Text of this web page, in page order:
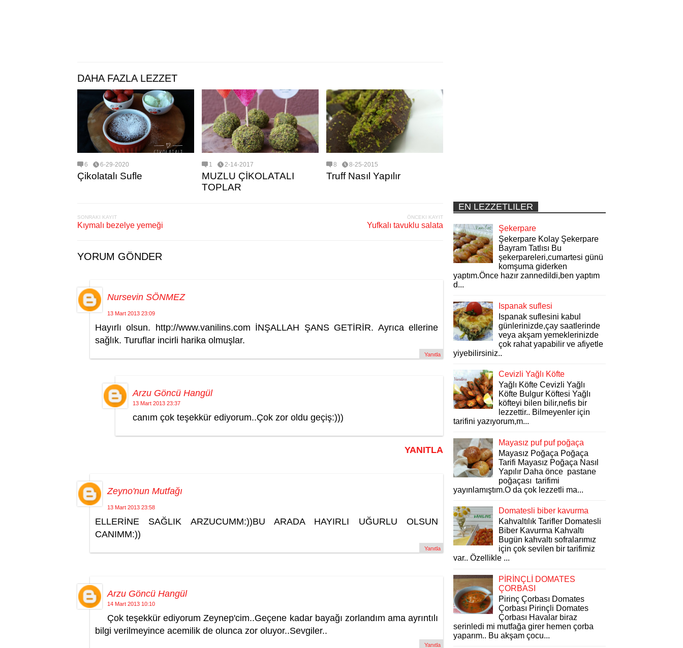
DAHA FAZLA LEZZET
6 6-29-2020
Çikolatalı Sufle
1 2-14-2017
MUZLU ÇİKOLATALI
TOPLAR
8 8-25-2015
Truff Nasıl Yapılır
SONRAKI KAYIT
Kıymalı bezelye yemeği
ÖNCEKI KAYIT
Yufkalı tavuklu salata
YORUM GÖNDER
Nursevin SÖNMEZ
13 Mart 2013 23:09
Hayırlı olsun. http://www.vanilins.com İNŞALLAH ŞANS GETİRİR. Ayrıca ellerine
sağlık. Turuflar incirli harika olmuşlar.
Yanıtla
Arzu Göncü Hangül
13 Mart 2013 23:37
canım çok teşekkür ediyorum..Çok zor oldu geçiş:)))
YANITLA
Zeyno'nun Mutfağı
13 Mart 2013 23:58
ELLERİNE SAĞLIK ARZUCUMM:))BU ARADA HAYIRLI UĞURLU OLSUN
CANIMM:))
Yanıtla
Arzu Göncü Hangül
14 Mart 2013 10:10
Çok teşekkür ediyorum Zeynep'cim..Geçene kadar bayağı zorlandım ama ayrıntılı
bilgi verilmeyince acemilik de olunca zor oluyor..Sevgiler..
Yanıtla
EN LEZZETLILER
Şekerpare
Şekerpare Kolay Şekerpare
Bayram Tatlısı Bu
şekerpareleri,cumartesi günü
komşuma giderken
yaptım.Önce hazır zannedildi,ben yaptım
d...
Ispanak suflesi
Ispanak suflesini kabul
günlerinizde,çay saatlerinde
veya akşam yemeklerinizde
çok rahat yapabilir ve afiyetle
yiyebilirsiniz..
Cevizli Yağlı Köfte
Yağlı Köfte Cevizli Yağlı
Köfte Bulgur Köftesi Yağlı
köfteyi bilen bilir,nefis bir
lezzettir.. Bilmeyenler için
tarifini yazıyorum,m...
Mayasız puf puf poğaça
Mayasız Poğaça Poğaça
Tarifi Mayasız Poğaça Nasıl
Yapılır Daha önce pastane
poğaçası tarifimi
yayınlamıştım.O da çok lezzetli ma...
Domatesli biber kavurma
Kahvaltılık Tarifler Domatesli
Biber Kavurma Kahvaltı
Bugün kahvaltı sofralarımız
için çok sevilen bir tarifimiz
var.. Özellikle ...
PİRİNÇLİ DOMATES
ÇORBASI
Pirinç Çorbası Domates
Çorbası Pirinçli Domates
Çorbası Havalar biraz
serinledi mi mutfağa girer hemen çorba
yaparım.. Bu akşam çocu...